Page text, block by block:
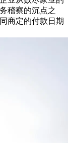
稽察的沉点之
商定的付款日期